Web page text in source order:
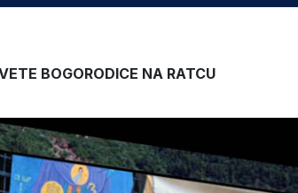
BOGORODICE NA RATCU